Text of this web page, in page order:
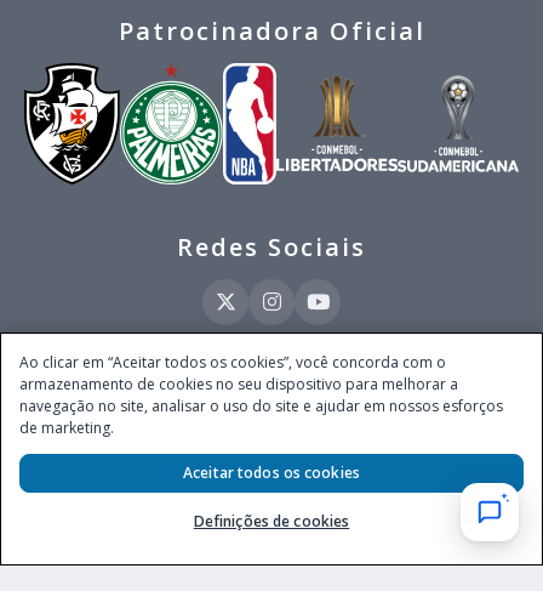
Patrocinadora Oficial
Redes Sociais
Este site é operado pela Ventmear Brasil LTDA (CNPJ 52.868.380/0001-84), com
endereço na Avenida Brigadeiro Faria Lima, nº 4.055, 3º andar, Itaim Bibi, no
Município de São Paulo, Estado de São Paulo, CEP 04538-133, Brasil - empresa
Secretaria de Prêmios e Apostas do Ministério da Fazenda, conforme Portaria nº
247, de 07.02.2025, publicada no DOU em 11.2.2025.
Ao clicar em “Aceitar todos os cookies”, você concorda com o
armazenamento de cookies no seu dispositivo para melhorar a
navegação no site, analisar o uso do site e ajudar em nossos esforços
de marketing.
Definições de cookies
Aceitar todos os cookies